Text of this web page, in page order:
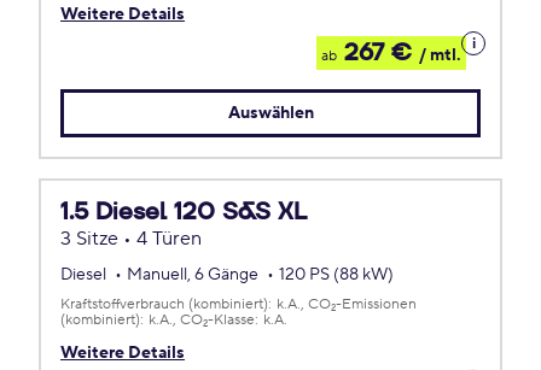
Weitere Details
ab 267 € / mtl.
Details
zum
Auswählen
1.5 Diesel 120 S&S XL
3 Sitze • 4 Türen
Diesel Manuell, 6 Gänge 120 PS (88 kW)
Weitere Details
Kraftstoffverbrauch (kombiniert): k.A. CO2-Emissionen
(kombiniert): k.A. CO2-Klasse: k.A.